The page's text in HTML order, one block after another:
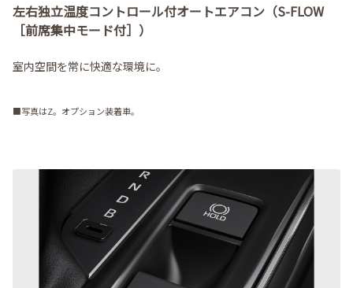
左右独立温度コントロール付オートエアコン（S-FLOW
［前席集中モード付］）
室内空間を常に快適な環境に。
■写真はZ。オプション装着車。